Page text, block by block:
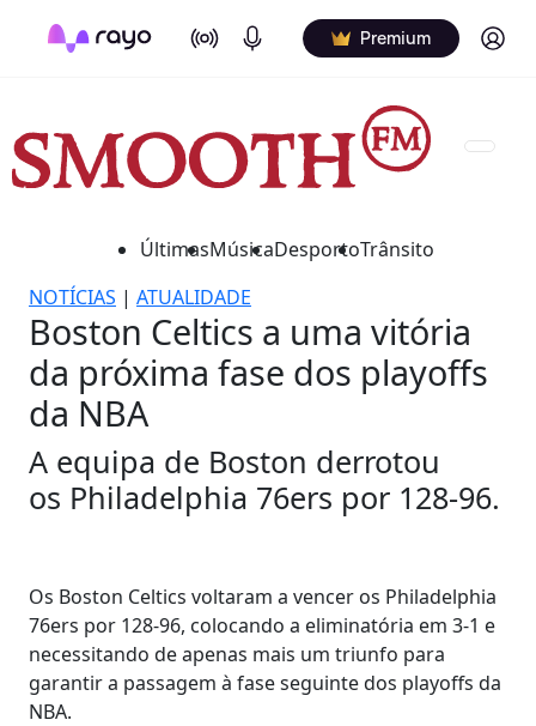
On Air Podcasts Premium Log in
ÚltimasMúsicaDesportoTrânsito
NOTÍCIAS | ATUALIDADE
Boston Celtics a uma vitória
da próxima fase dos playoffs
da NBA
A equipa de Boston derrotou
os Philadelphia 76ers por 128-96.
Os Boston Celtics voltaram a vencer os Philadelphia
76ers por 128-96, colocando a eliminatória em 3-1 e
necessitando de apenas mais um triunfo para
garantir a passagem à fase seguinte dos playoffs da
NBA.